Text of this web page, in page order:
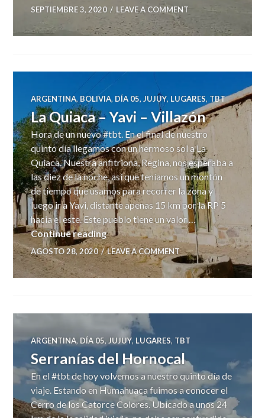
SEPTIEMBRE 3, 2020 LEAVE A COMMENT
ARGENTINA,BOLIVIA, DÍA 05,JUJUY, LUGARES, TBT
La Quiaca – Yavi – Villazón
Hora de un nuevo #tbt. En el final de nuestro
quinto día llegamos con un hermoso sol a La
Quiaca. Nuestra anfitriona, Regina, nos esperaba a
las diez de la noche, así que teníamos un montón
de tiempo que usamos para recorrer la zona y
luego ir a Yavi, distante apenas 15 km por la RP 5
hacia el este. Este pueblo tiene un valor …
Continue readingLa Quiaca – Yavi – Villazón
AGOSTO 28, 2020 LEAVE A COMMENT
ARGENTINA,DÍA 05, JUJUY, LUGARES, TBT
Serranías del Hornocal
En el #tbt de hoy volvemos a nuestro quinto día de
viaje. Estando en Humahuaca fuimos a conocer el
Cerro de los Catorce Colores. Ubicado a unos 24